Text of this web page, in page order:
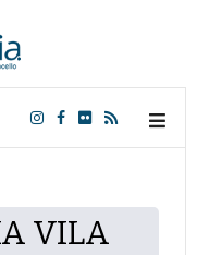
VILA